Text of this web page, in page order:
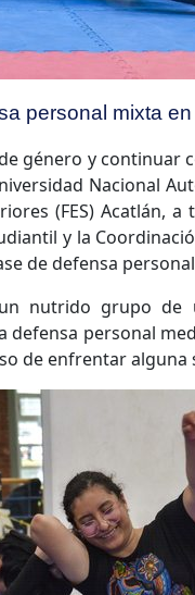
personal mixta
género y continuar
Nacional
(FES) Acatlán,
y la
de defensa
nutrido grupo de
defensa personal
de enfrentar